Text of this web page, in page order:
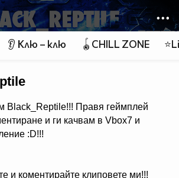
👂 Клю – клю 🪀CHILL ZONE
Black_Reptile!!! Правя геймплей
и ги качвам в Vbox7 и
:D!!!
и коментирайте клиповете ми!!!